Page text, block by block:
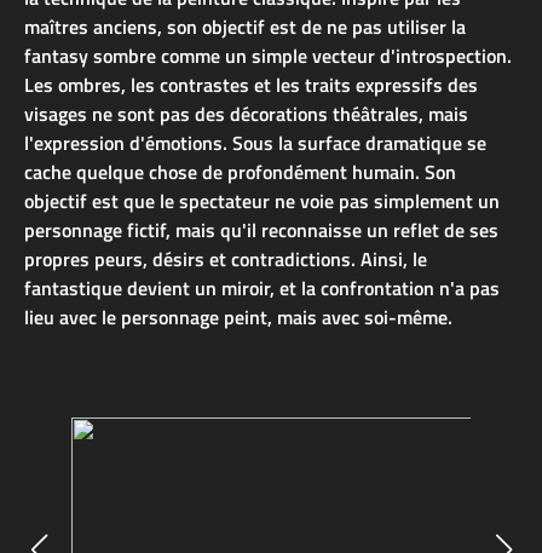
maîtres anciens, son objectif est de ne pas utiliser la
fantasy sombre comme un simple vecteur d'introspection.
Les ombres, les contrastes et les traits expressifs des
visages ne sont pas des décorations théâtrales, mais
l'expression d'émotions. Sous la surface dramatique se
cache quelque chose de profondément humain. Son
objectif est que le spectateur ne voie pas simplement un
personnage fictif, mais qu'il reconnaisse un reflet de ses
propres peurs, désirs et contradictions. Ainsi, le
fantastique devient un miroir, et la confrontation n'a pas
lieu avec le personnage peint, mais avec soi-même.